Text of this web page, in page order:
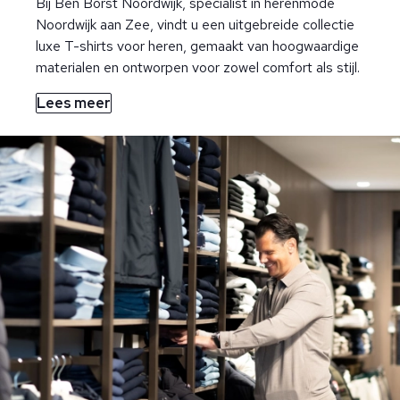
Noordwijk aan Zee, vindt u een uitgebreide collectie
luxe T-shirts voor heren, gemaakt van hoogwaardige
materialen en ontworpen voor zowel comfort als stijl.
Lees meer